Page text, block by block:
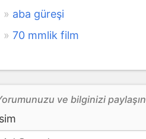
aba güreşi
70 mmlik film
ve bilginizi paylaşın